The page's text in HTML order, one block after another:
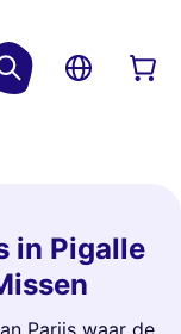
in Pigalle